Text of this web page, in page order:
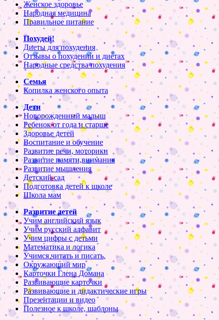
Женское здоровье
Народная медицина
Правильное питание
Похудей!
Диеты для похудения
Отзывы о похудении и диетах
Народные средства похудения
Семья
Копилка женского опыта
Дети
Новорожденный малыш
Ребенок от года и старше
Здоровье детей
Воспитание и обучение
Развитие речи, моторики
Развитие памяти,внимания
Развитие мышления
Детский сад
Подготовка детей к школе
Школа мам
Развитие детей
Учим английский язык
Учим русский алфавит
Учим цифры с детьми
Математика и логика
Учимся читать и писать
Окружающий мир
Карточки Глена Домана
Развивающие карточки
Развивающие и дидактические игры
Презентации и видео
Полезное к школе, шаблоны